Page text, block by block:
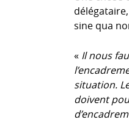
sine qua
« Il nous
situation.
doivent